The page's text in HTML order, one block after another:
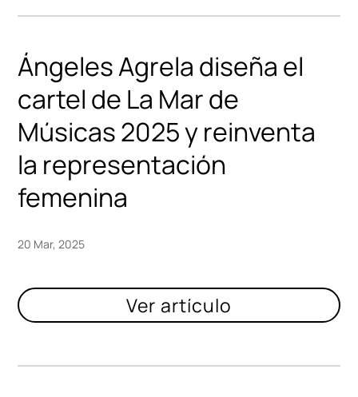
Ángeles Agrela diseña el
cartel de La Mar de
Músicas 2025 y reinventa
la representación
femenina
20 Mar, 2025